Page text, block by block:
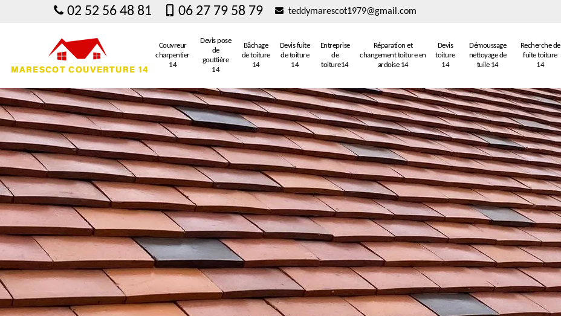
02 52 56 48 81 06 27 79 58 79 teddymarescot1979@gmail.com
Couvreur
charpentier
14
Devis pose
de
gouttière
14
Bâchage
de toiture
14
Devis fuite
de toiture
14
Entreprise
de
toiture14
Réparation et
changement toiture en
ardoise 14
Devis
toiture
14
Démoussage
nettoyage de
tuile 14
Recherche de
fuite toiture
14